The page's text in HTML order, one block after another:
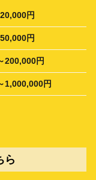
円
円
200,000円
1,000,000円
ら